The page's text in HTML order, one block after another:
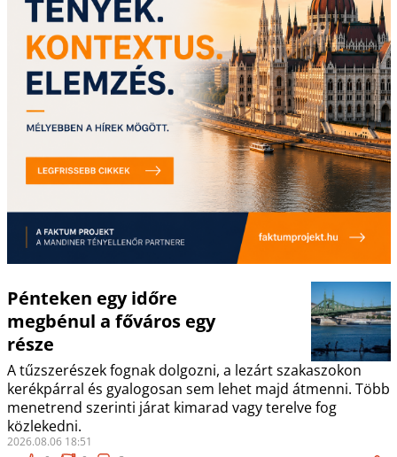
Pénteken egy időre
megbénul a főváros egy
része
A tűzszerészek fognak dolgozni, a lezárt szakaszokon
kerékpárral és gyalogosan sem lehet majd átmenni. Több
menetrend szerinti járat kimarad vagy terelve fog
közlekedni.
2026.08.06 18:51